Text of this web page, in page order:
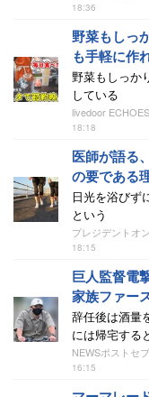
18:36
野菜もしっ
も手軽に作
野菜もしっか
している
livedoor ECHOES
18:18
医師が語る
の要である
日光を浴びず
という
プレジデントオ
18:15
巨人監督電
家族ファー
辞任後は酒量
には帰宅する
NEWSポストセ
16:15